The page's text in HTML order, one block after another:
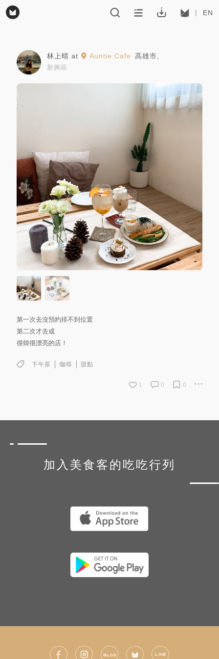
EN
林上晴 at Auntie Cafe 高雄市
新興區
第一次去沒預約排不到位置
第二次才去成
很韓很漂亮的店！
下午茶 咖啡 甜點
1 0 0
加入美食客的吃吃行列